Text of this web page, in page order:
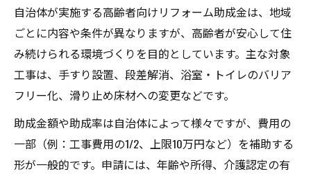
自治体が実施する高齢者向けリフォーム助成金は、地域
ごとに内容や条件が異なりますが、高齢者が安心して住
み続けられる環境づくりを目的としています。主な対象
工事は、手すり設置、段差解消、浴室・トイレのバリア
フリー化、滑り止め床材への変更などです。
助成金額や助成率は自治体によって様々ですが、費用の
一部（例：工事費用の1/2、上限10万円など）を補助する
形が一般的です。申請には、年齢や所得、介護認定の有